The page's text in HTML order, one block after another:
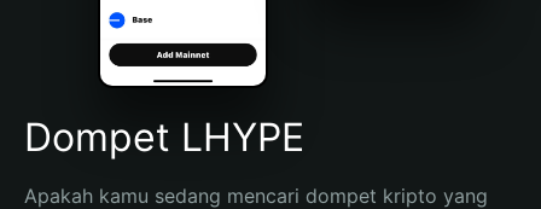
Português (Brasil)
Español (Argentina)
Dompet LHYPE
Apakah kamu sedang mencari dompet kripto yang